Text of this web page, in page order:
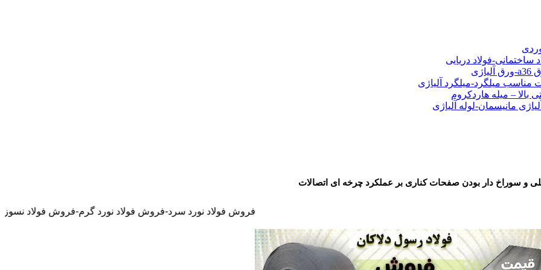
ساختمانی-فولاد دریایی
مناسب میلگرد-میلگرد آلیاژی
– میله هاردکروم
مانیسمان-لوله آلیاژی
و سوراخ دار بودن صفحات کناری بر عملکرد چرخه ای اتصالات
فروش فولاد نورد سرد-فروش فولاد نورد گرم-فروش فولاد نسوز-فروش فولاد ضد